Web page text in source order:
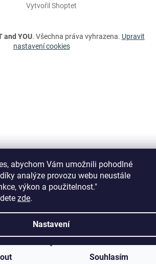
abychom Vám umožnili pohodlné
analýze provozu webu neustále
výkon a použitelnost."
zde.
Nastavení
Souhlasím
2026. Vážení zákazníci, ve dnech 1.8. - 11.8. 2026
Vaše došlé objednávky budeme vyřizovat od 12.8.
Vytvořil Shoptet
and YOU. Všechna práva vyhrazena. Upravit
nastavení cookies